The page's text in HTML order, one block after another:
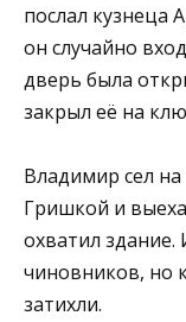
послал кузнеца
он случайно
дверь была
закрыл её на
Владимир сел на
Гришкой и
охватил
чиновников, но
затихли.